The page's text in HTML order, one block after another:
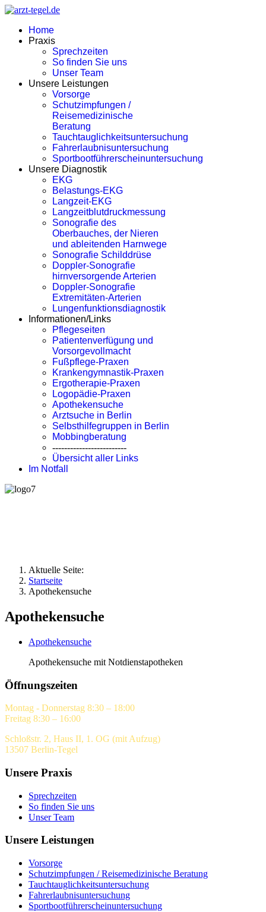
Home
Praxis
Sprechzeiten
So finden Sie uns
Unser Team
Unsere Leistungen
Vorsorge
Schutzimpfungen /
Reisemedizinische
Beratung
Tauchtauglichkeitsuntersuchung
Fahrerlaubnisuntersuchung
Sportbootführerscheinuntersuchung
Unsere Diagnostik
EKG
Belastungs-EKG
Langzeit-EKG
Langzeitblutdruckmessung
Sonografie des
Oberbauches, der Nieren
und ableitenden Harnwege
Sonografie Schilddrüse
Doppler-Sonografie
hirnversorgende Arterien
Doppler-Sonografie
Extremitäten-Arterien
Lungenfunktionsdiagnostik
Informationen/Links
Pflegeseiten
Patientenverfügung und
Vorsorgevollmacht
Fußpflege-Praxen
Krankengymnastik-Praxen
Ergotherapie-Praxen
Logopädie-Praxen
Apothekensuche
Arztsuche in Berlin
Selbsthilfegruppen in Berlin
Mobbingberatung
-------------------------
Übersicht aller Links
Im Notfall
Aktuelle Seite:
Startseite
Apothekensuche
Apothekensuche
Apothekensuche
Apothekensuche mit Notdienstapotheken
Öffnungszeiten
Montag - Donnerstag 8:30 – 18:00
Freitag 8:30 – 16:00
Schloßstr. 2, Haus II, 1. OG (mit Aufzug)
13507 Berlin-Tegel
Unsere Praxis
Sprechzeiten
So finden Sie uns
Unser Team
Unsere Leistungen
Vorsorge
Schutzimpfungen / Reisemedizinische Beratung
Tauchtauglichkeitsuntersuchung
Fahrerlaubnisuntersuchung
Sportbootführerscheinuntersuchung